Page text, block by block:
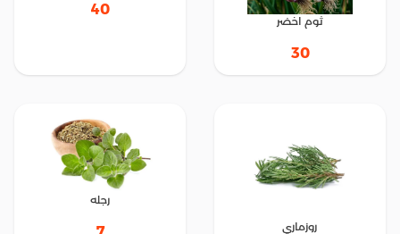
ثوم اخضر
30
40
روزماري
رجله